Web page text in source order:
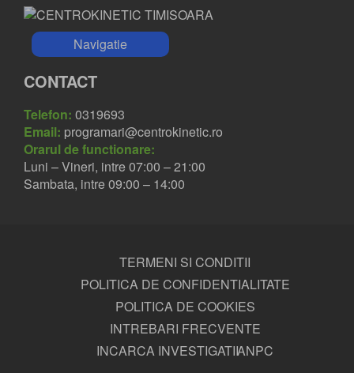
Navigatie
CONTACT
Telefon: 0319693
Email: programari@centrokinetic.ro
Orarul de functionare:
Luni – Vineri, intre 07:00 – 21:00
Sambata, intre 09:00 – 14:00
TERMENI SI CONDITII
POLITICA DE CONFIDENTIALITATE
POLITICA DE COOKIES
INTREBARI FRECVENTE
INCARCA INVESTIGATIIANPC